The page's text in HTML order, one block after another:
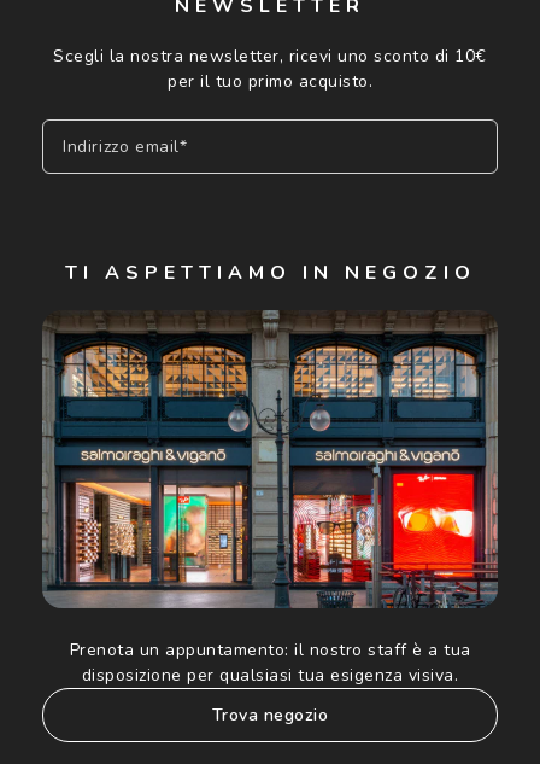
NEWSLETTER
Scegli la nostra newsletter, ricevi uno sconto di 10€
per il tuo primo acquisto.
Indirizzo email*
Cliccando su "Iscriviti", confermo di avere più di 16 anni e
acconsento all'utilizzo dei miei Dati Personali da parte di
Luxottica Group S.p.A. per l'invio di offerte speciali, novità
ed altre comunicazioni di carattere pubblicitario (consultare
Informativa sulla privacyper ulteriori informazioni).
TI ASPETTIAMO IN NEGOZIO
Prenota un appuntamento: il nostro staff è a tua
disposizione per qualsiasi tua esigenza visiva.
trova negozio